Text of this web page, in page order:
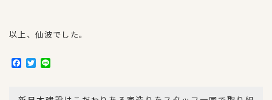
以上、仙波でした。
F
a
T
w